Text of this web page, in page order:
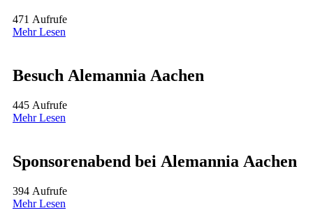
471 Aufrufe
Mehr Lesen
Besuch Alemannia Aachen
445 Aufrufe
Mehr Lesen
Sponsorenabend bei Alemannia Aachen
394 Aufrufe
Mehr Lesen